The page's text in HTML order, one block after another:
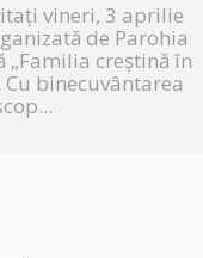
vineri, 3 aprilie
de Parohia
„Familia creștină în
binecuvântarea